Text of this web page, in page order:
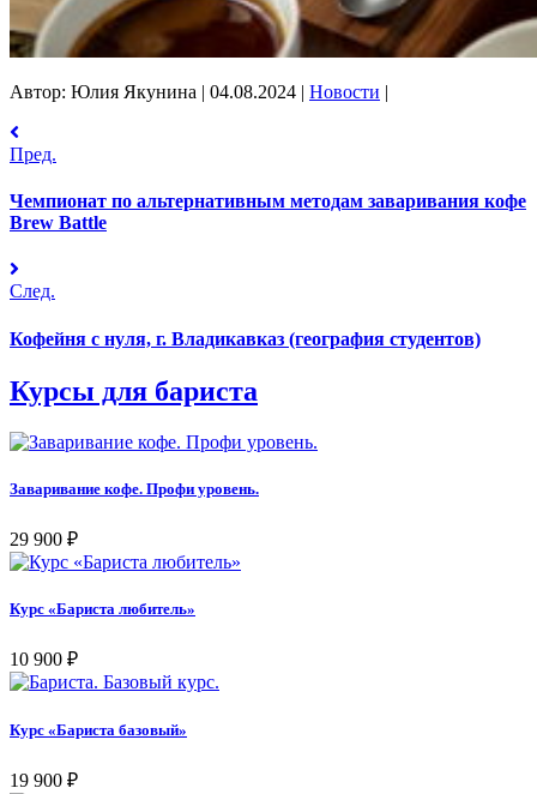
Автор: Юлия Якунина | 04.08.2024 | Новости |
Пред.
Чемпионат по альтернативным методам заваривания кофе
Brew Battle
След.
Кофейня с нуля, г. Владикавказ (география студентов)
Курсы для бариста
Заваривание кофе. Профи уровень.
29 900 ₽
Курс «Бариста любитель»
10 900 ₽
Курс «Бариста базовый»
19 900 ₽